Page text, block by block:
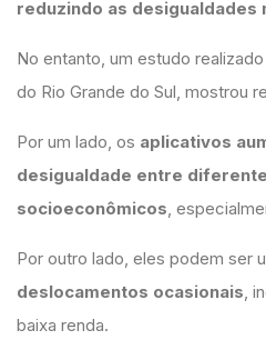
reduzindo as desigualdades
No entanto, um estudo
do Rio Grande do Sul, mostrou
Por um lado, os aplicativos
desigualdade entre
socioeconômicos ,
Por outro lado, eles podem ser
deslocamentos ocasionais ,
baixa renda.